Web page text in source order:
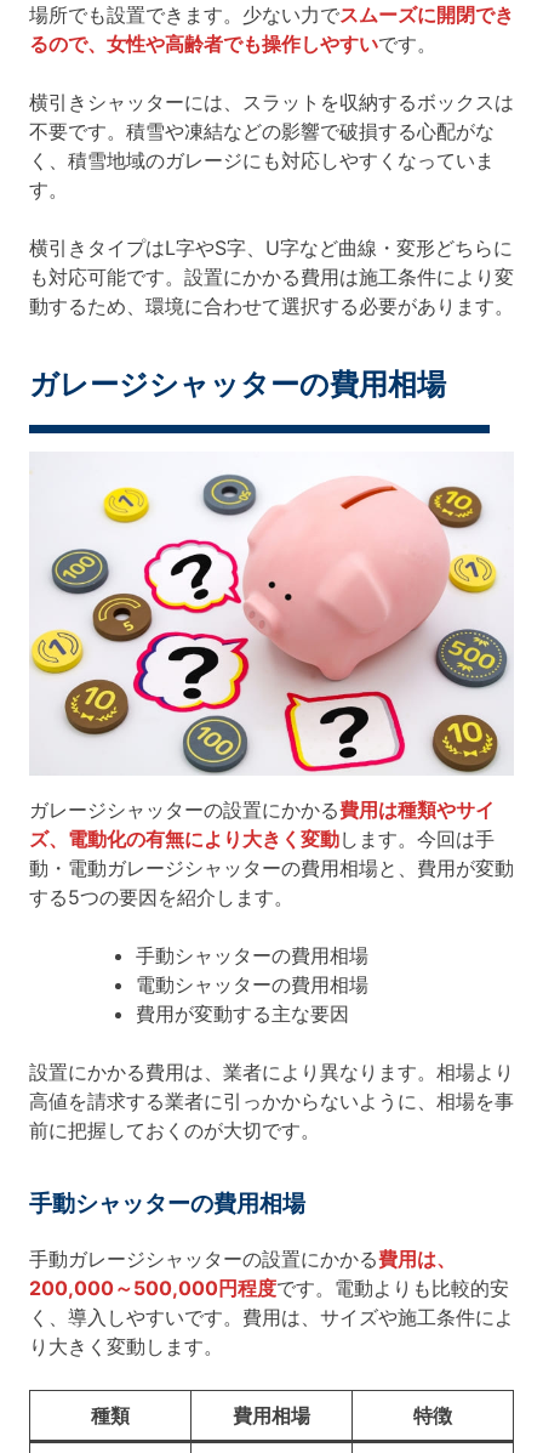
場所でも設置できます。少ない力でスムーズに開閉でき
るので、女性や高齢者でも操作しやすいです。
横引きシャッターには、スラットを収納するボックスは
不要です。積雪や凍結などの影響で破損する心配がな
く、積雪地域のガレージにも対応しやすくなっていま
す。
横引きタイプはL字やS字、U字など曲線・変形どちらに
も対応可能です。設置にかかる費用は施工条件により変
動するため、環境に合わせて選択する必要があります。
ガレージシャッターの費用相場
ガレージシャッターの設置にかかる費用は種類やサイ
ズ、電動化の有無により大きく変動します。今回は手
動・電動ガレージシャッターの費用相場と、費用が変動
する5つの要因を紹介します。
手動シャッターの費用相場
電動シャッターの費用相場
費用が変動する主な要因
設置にかかる費用は、業者により異なります。相場より
高値を請求する業者に引っかからないように、相場を事
前に把握しておくのが大切です。
手動シャッターの費用相場
手動ガレージシャッターの設置にかかる費用は、
200,000～500,000円程度です。電動よりも比較的安
く、導入しやすいです。費用は、サイズや施工条件によ
り大きく変動します。
種類 費用相場 特徴